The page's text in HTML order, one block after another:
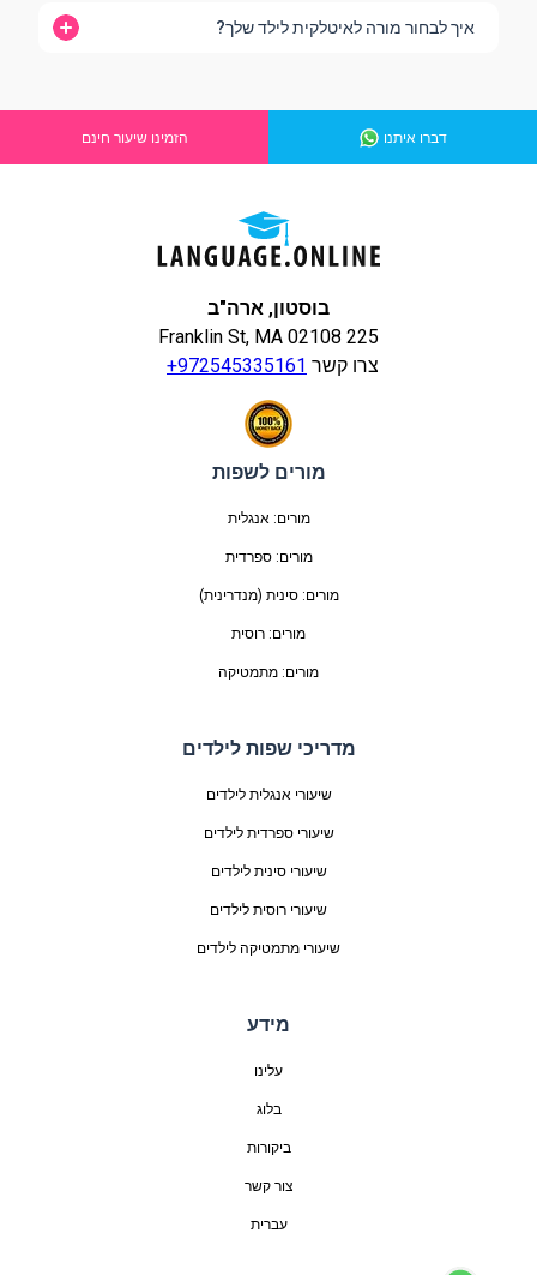
איך לבחור מורה לאיטלקית לילד שלך?
דברו איתנו הזמינו שיעור חינם
בוסטון, ארה"ב
225 Franklin St, MA 02108
צרו קשר +972545335161
מורים לשפות
מורים: אנגלית
מורים: ספרדית
מורים: סינית (מנדרינית)
מורים: רוסית
מורים: מתמטיקה
מדריכי שפות לילדים
שיעורי אנגלית לילדים
שיעורי ספרדית לילדים
שיעורי סינית לילדים
שיעורי רוסית לילדים
שיעורי מתמטיקה לילדים
מידע
עלינו
בלוג
ביקורות
צור קשר
עברית